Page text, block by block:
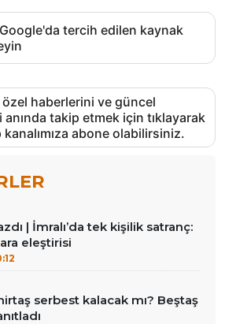
tercih edilen kaynak
özel haberlerini ve güncel
anında takip etmek için tıklayarak
abone olabilirsiniz.
| İmralı’da tek kişilik satranç:
eleştirisi
serbest kalacak mı? Beştaş